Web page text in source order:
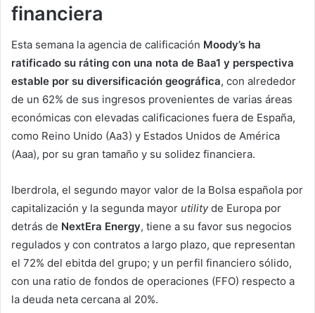
financiera
Esta semana la agencia de calificación Moody’s ha
ratificado su ráting con una nota de Baa1 y perspectiva
estable por su diversificación geográfica, con alrededor
de un 62% de sus ingresos provenientes de varias áreas
económicas con elevadas calificaciones fuera de España,
como Reino Unido (Aa3) y Estados Unidos de América
(Aaa), por su gran tamaño y su solidez financiera.
Iberdrola, el segundo mayor valor de la Bolsa española por
capitalización y la segunda mayor utilityde Europa por
detrás de NextEra Energy, tiene a su favor sus negocios
regulados y con contratos a largo plazo, que representan
el 72% del ebitda del grupo; y un perfil financiero sólido,
con una ratio de fondos de operaciones (FFO) respecto a
la deuda neta cercana al 20%.